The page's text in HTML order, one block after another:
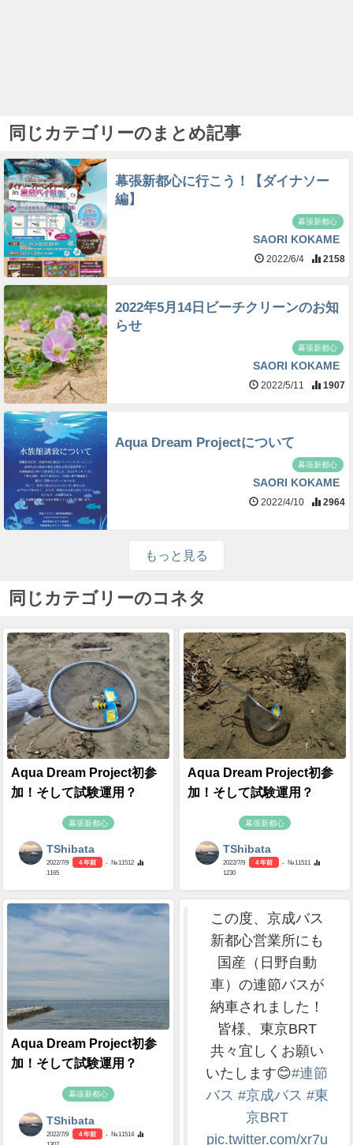
同じカテゴリーのまとめ記事
幕張新都心に行こう！【ダイナソー
編】
幕張新都心
SAORI KOKAME
2022/6/4 2158
2022年5月14日ビーチクリーンのお知
らせ
幕張新都心
SAORI KOKAME
2022/5/11 1907
Aqua Dream Projectについて
幕張新都心
SAORI KOKAME
2022/4/10 2964
もっと見る
同じカテゴリーのコネタ
Aqua Dream Project初参
加！そして試験運用？
幕張新都心
TShibata
2022/7/9 4 年前
- №11512
1165
Aqua Dream Project初参
加！そして試験運用？
幕張新都心
TShibata
2022/7/9 4 年前
- №11511
1230
Aqua Dream Project初参
加！そして試験運用？
幕張新都心
TShibata
2022/7/9 4 年前
- №11514
この度、京成バス
新都心営業所にも
国産（日野自動
車）の連節バスが
納車されました！
皆様、東京BRT
共々宜しくお願い
いたします😊#連節
バス #京成バス #東
京BRT
pic.twitter.com/xr7u